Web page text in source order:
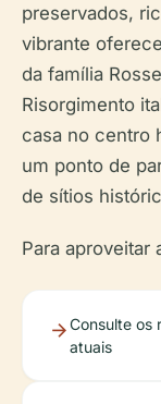
preservados,
vibrante
da família
Risorgimento
casa no centro
um ponto de
de sítios
Para aproveitar
Consulte os
atuais